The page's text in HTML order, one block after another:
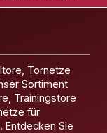
Tornetze
Sortiment
Trainingstore
für
Entdecken Sie